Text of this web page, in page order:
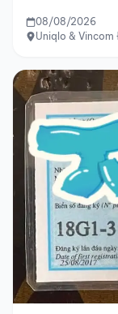
08/08/2026
Uniqlo & Vincom